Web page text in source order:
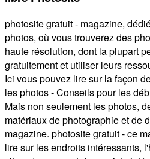
photosite gratuit - magazine,
photos, où vous trouverez des
haute résolution, dont la plupart
gratuitement et utiliser leurs
Ici vous pouvez lire sur la façon
les photos - Conseils pour les
Mais non seulement les photos,
matériaux de photographie et de
magazine. photosite gratuit - ce
lire sur les endroits intéressants,